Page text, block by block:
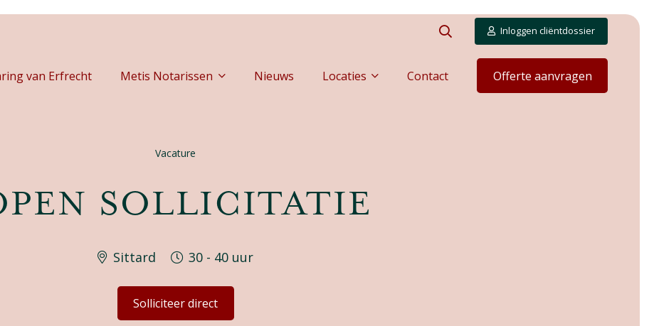
Inloggen cliëntdossier
van Erfrecht Metis Notarissen Nieuws Locaties Contact Offerte aanvragen
Vacature
SOLLICITATIE
Sittard 30 - 40 uur
Solliciteer direct